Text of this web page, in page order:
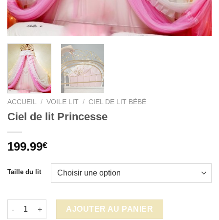
ACCUEIL / VOILE LIT / CIEL DE LIT BÉBÉ
Ciel de lit Princesse
199.99€
Taille du lit
quantité de Ciel de lit Princesse
AJOUTER AU PANIER